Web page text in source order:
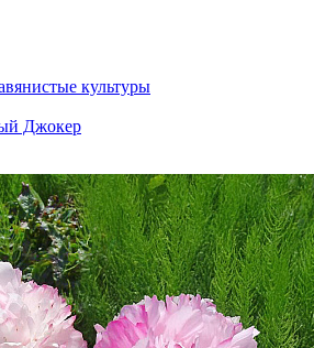
культуры
Джокер